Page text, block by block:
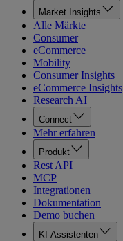
Market Insights
Alle Märkte
Consumer
eCommerce
Mobility
Consumer Insights
eCommerce Insights
Research AI
Connect
Mehr erfahren
Produkt
Rest API
MCP
Integrationen
Dokumentation
Demo buchen
KI-Assistenten